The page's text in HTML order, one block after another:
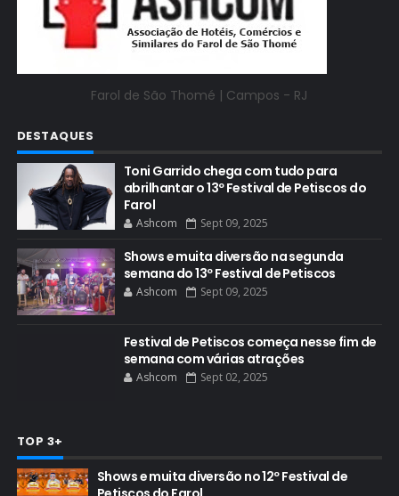
Farol de São Thomé | Campos - RJ
DESTAQUES
Toni Garrido chega com tudo para
abrilhantar o 13º Festival de Petiscos do
Farol
Ashcom Sept 09, 2025
Shows e muita diversão na segunda
semana do 13º Festival de Petiscos
Ashcom Sept 09, 2025
Festival de Petiscos começa nesse fim de
semana com várias atrações
Ashcom Sept 02, 2025
TOP 3+
Shows e muita diversão no 12º Festival de